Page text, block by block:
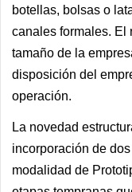
botellas, bolsas o
canales formales. El
tamaño de la
disposición del
operación.
La novedad
incorporación de
modalidad de